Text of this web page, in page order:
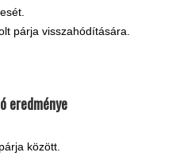
párja visszahódítására.
eredménye
között.